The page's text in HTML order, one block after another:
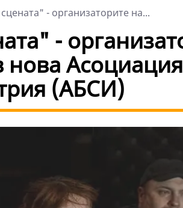
- организаторите на...
-
(АБСИ)